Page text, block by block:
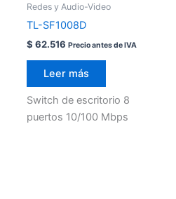
Redes y Audio-Video
TL-SF1008D
$ 62.516 Precio antes de IVA
Leer más
Switch de escritorio 8
puertos 10/100 Mbps